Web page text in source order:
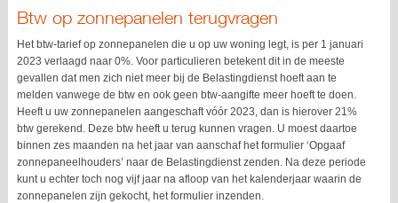
Btw op zonnepanelen terugvragen
Het btw-tarief op zonnepanelen die u op uw woning legt, is per 1 januari
2023 verlaagd naar 0%. Voor particulieren betekent dit in de meeste
gevallen dat men zich niet meer bij de Belastingdienst hoeft aan te
melden vanwege de btw en ook geen btw-aangifte meer hoeft te doen.
Heeft u uw zonnepanelen aangeschaft vóór 2023, dan is hierover 21%
btw gerekend. Deze btw heeft u terug kunnen vragen. U moest daartoe
binnen zes maanden na het jaar van aanschaf het formulier ‘Opgaaf
zonnepaneelhouders’ naar de Belastingdienst zenden. Na deze periode
kunt u echter toch nog vijf jaar na afloop van het kalenderjaar waarin de
zonnepanelen zijn gekocht, het formulier inzenden.